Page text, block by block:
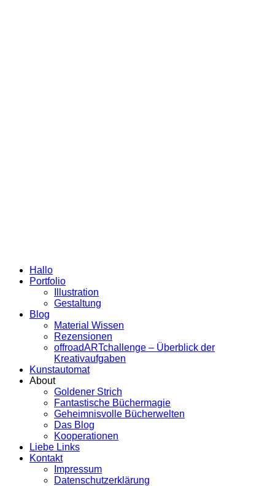
Hallo
Portfolio
Illustration
Gestaltung
Blog
Material Wissen
Rezensionen
offroadARTchallenge – Überblick der
Kreativaufgaben
Kunstautomat
About
Goldener Strich
Fantastische Büchermagie
Geheimnisvolle Bücherwelten
Das Blog
Kooperationen
Liebe Links
Kontakt
Impressum
Datenschutzerklärung